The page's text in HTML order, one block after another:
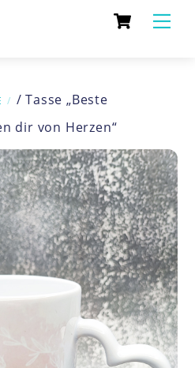
Cart
/ Tasse „Beste
dir von Herzen“